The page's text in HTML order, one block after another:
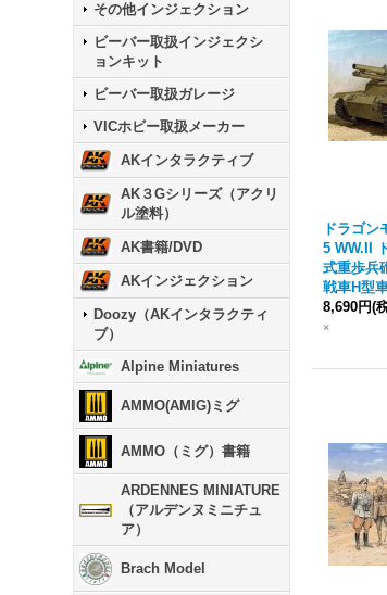
その他インジェクション
ビーバー取扱インジェクシ
ョンキット
ビーバー取扱ガレージ
VICホビー取扱メーカー
AKインタラクティブ
AK３Gシリーズ（アクリ
ル塗料）
AK書籍/DVD
AKインジェクション
Doozy（AKインタラクティ
ブ）
Alpine Miniatures
AMMO(AMIG)ミグ
AMMO（ミグ）書籍
ARDENNES MINIATURE
（アルデンヌミニチュ
ア）
Brach Model
ドラゴン
5 WW.II
式重歩兵
戦車H型
8,690円(
×